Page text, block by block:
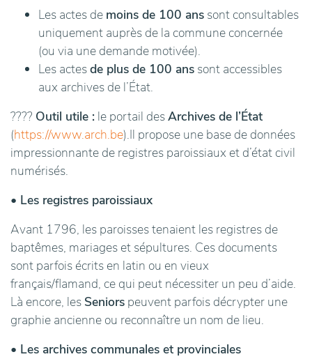
Les actes de moins de 100 ans sont consultables
uniquement auprès de la commune concernée
(ou via une demande motivée).
Les actesde plus de 100 ans sont accessibles
aux archives de l’État.
???? Outil utile : le portail desArchives de l’État
(https://www.arch.be).Il propose une base de données
impressionnante de registres paroissiaux et d’état civil
numérisés.
• Les registres paroissiaux
Avant 1796, les paroisses tenaient les registres de
baptêmes, mariages et sépultures. Ces documents
sont parfois écrits en latin ou en vieux
français/flamand, ce qui peut nécessiter un peu d’aide.
Là encore, les Seniors peuvent parfois décrypter une
graphie ancienne ou reconnaître un nom de lieu.
• Les archives communales et provinciales